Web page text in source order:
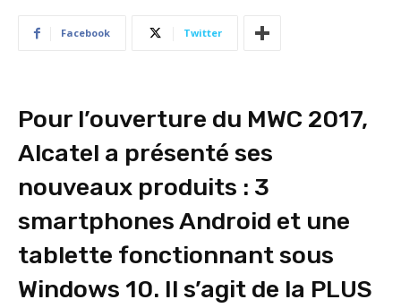
Facebook Twitter
Pour l’ouverture du MWC 2017,
Alcatel a présenté ses
nouveaux produits : 3
smartphones Android et une
tablette fonctionnant sous
Windows 10. Il s’agit de la PLUS